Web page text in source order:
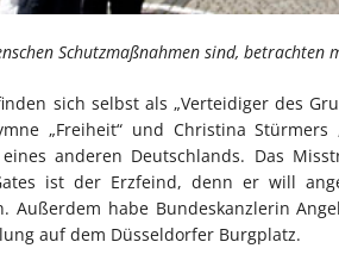
Schutzmaßnahmen sind, betrachten
sich selbst als „Verteidiger des
„Freiheit“ und Christina
anderen Deutschlands. Das
ist der Erzfeind, denn er will
Außerdem habe Bundeskanzlerin
auf dem Düsseldorfer Burgplatz.